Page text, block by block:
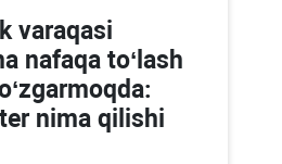
varaqasi
nafaqa toʻlash
nima qilishi